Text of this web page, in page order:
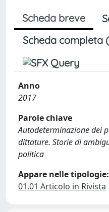
Scheda breve
Scheda completa
Anno
2017
Parole chiave
Autodeterminazione dei
dittature. Storie di
politica
Appare nelle tipologie:
01.01 Articolo in Rivista